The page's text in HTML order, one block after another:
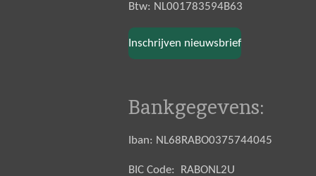
Btw: NL001783594B63
Inschrijven nieuwsbrief
Bankgegevens:
Iban: NL68RABO0375744045
BIC Code: RABONL2U